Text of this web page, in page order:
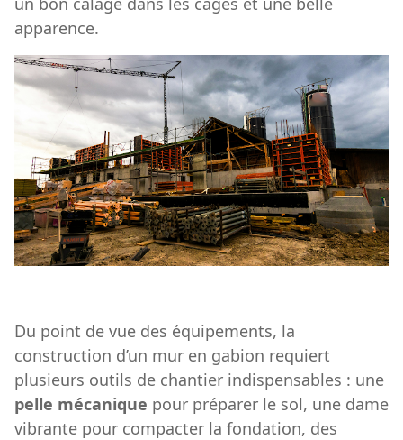
apparence.
Du point de vue des équipements, la
construction d’un mur en gabion requiert
plusieurs outils de chantier indispensables : une
pelle mécanique pour préparer le sol, une dame
vibrante pour compacter la fondation, des